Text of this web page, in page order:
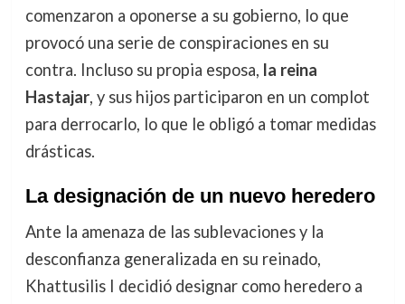
comenzaron a oponerse a su gobierno, lo que
provocó una serie de conspiraciones en su
contra. Incluso su propia esposa, la reina
Hastajar, y sus hijos participaron en un complot
para derrocarlo, lo que le obligó a tomar medidas
drásticas.
La designación de un nuevo heredero
Ante la amenaza de las sublevaciones y la
desconfianza generalizada en su reinado,
Khattusilis I decidió designar como heredero a